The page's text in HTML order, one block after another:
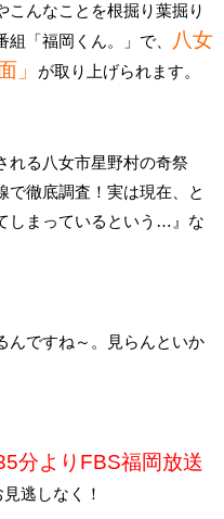
こんなことを根掘り葉掘り
「福岡くん。」で、
八女
」
が取り上げられます。
れる八女市星野村の奇祭
で徹底調査！実は現在、と
しまっているという…』な
んですね～。見らんといか
分よりFBS福岡放送
逃しなく！